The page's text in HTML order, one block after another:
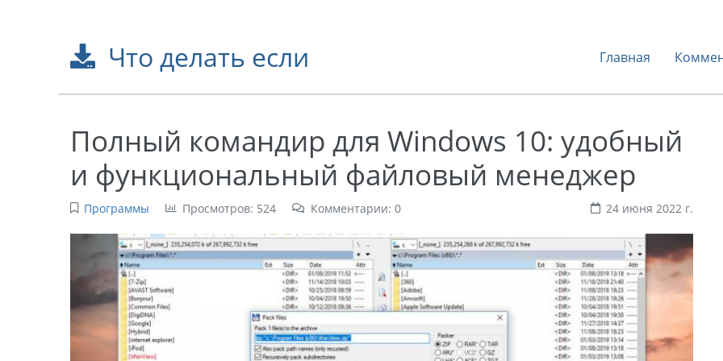
Что делать если Главная
Полный командир для Windows 10: удобный
и функциональный файловый менеджер
Программы Просмотров: 524 Комментарии: 0 24 июня 2022 г.